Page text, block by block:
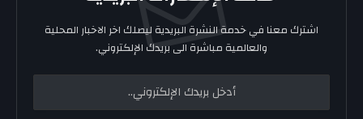
اشترك معنا في خدمة النشرة البريدية ليصلك اخر الاخبار المحلية
والعالمية مباشرة الى بريدك الإلكتروني.